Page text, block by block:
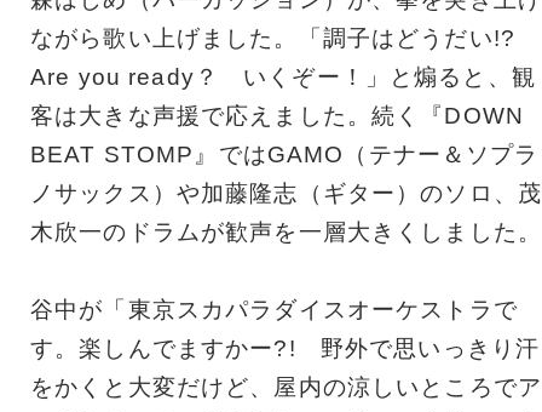
ながら歌い上げました。「調子はどうだい!?
Are you ready？ いくぞー！」と煽ると、観
客は大きな声援で応えました。続く『DOWN
BEAT STOMP』ではGAMO（テナー＆ソプラ
ノサックス）や加藤隆志（ギター）のソロ、茂
木欣一のドラムが歓声を一層大きくしました。
谷中が「東京スカパラダイスオーケストラで
す。楽しんでますかー?! 野外で思いっきり汗
をかくと大変だけど、屋内の涼しいところでア